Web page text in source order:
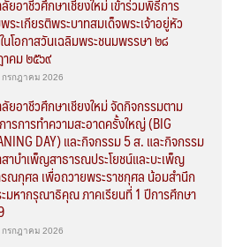
ระเกียรติพระบาทสมเด็จพระเจ้าอยู่หัว
นโอกาสวันเฉลิมพระชนมพรรษา ๒๘
คม ๒๕๖๙
กรกฎาคม 2026
ยอาชีวศึกษาเชียงใหม่ จัดกิจกรรมตาม
ารการทำความสะอาดครั้งใหญ่ (BIG
DAY) และกิจกรรม 5 ส. และกิจกรรม
าบำเพ็ญสาธารณประโยชน์และบะเพ็ญ
ณกุศล เพื่อถวายพระราชกุศล น้อมสำนึก
มหากรุณาธิคุณ ภาคเรียนที่ 1 ปีการศึกษา
กรกฎาคม 2026